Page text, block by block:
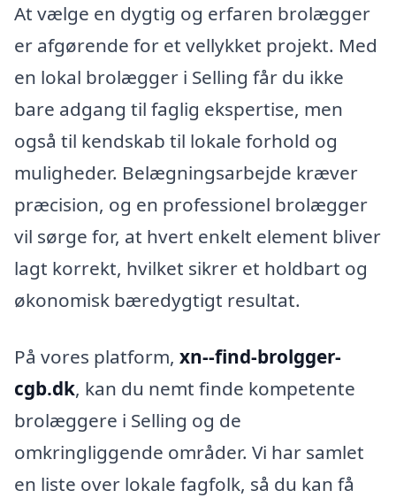
At vælge en dygtig og erfaren brolægger
er afgørende for et vellykket projekt. Med
en lokal brolægger i Selling får du ikke
bare adgang til faglig ekspertise, men
også til kendskab til lokale forhold og
muligheder. Belægningsarbejde kræver
præcision, og en professionel brolægger
vil sørge for, at hvert enkelt element bliver
lagt korrekt, hvilket sikrer et holdbart og
økonomisk bæredygtigt resultat.
På vores platform, xn--find-brolgger-
cgb.dk, kan du nemt finde kompetente
brolæggere i Selling og de
omkringliggende områder. Vi har samlet
en liste over lokale fagfolk, så du kan få